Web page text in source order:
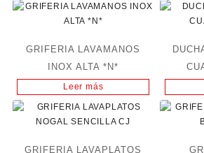
GRIFERIA LAVAMANOS
INOX ALTA *N*
Leer más
GRIFERIA LAVAPLATOS